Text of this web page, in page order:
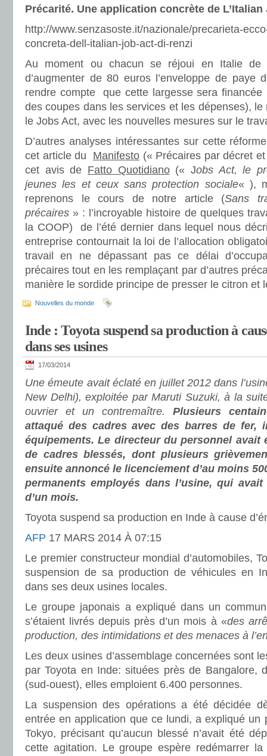
Précarité. Une application concrète de
http://www.senzasoste.it/nazionale/precarieta-
concreta-dell-italian-job-act-di-renzi
Au moment ou chacun se réjoui en Italie de
d’augmenter de 80 euros l’enveloppe de paye
rendre compte que cette largesse sera financée
des coupes dans les services et les dépenses),
le Jobs Act, avec les nouvelles mesures sur le
D’autres analyses intéressantes sur cette
cet article du Manifesto (« Précaires par décret
cet avis de Fatto Quotidiano(« Jobs Act, le
jeunes les et ceux sans protection sociale« ),
reprenons le cours de notre article (Sans
précaires » : l’incroyable histoire de quelques
la COOP) de l’été dernier dans lequel nous
entreprise contournait la loi de l’allocation
travail en ne dépassant pas ce délai
précaires tout en les remplaçant par d’autres
manière le sordide principe de presser le citron et
Nouvelles du monde
Inde : Toyota suspend sa production à
dans ses usines
17/03/2014
Une émeute avait éclaté en juillet 2012 dans
New Delhi), exploitée par Maruti Suzuki, à la
ouvrier et un contremaître. Plusieurs
attaqué des cadres avec des barres de fer,
équipements. Le directeur du personnel avait
de cadres blessés, dont plusieurs
ensuite annoncé le licenciement d’au moins
permanents employés dans l’usine, qui
d’un mois.
Toyota suspend sa production en Inde à cause
AFP 17 MARS 2014 À 07:15
Le premier constructeur mondial d’automobiles,
suspension de sa production de véhicules en
dans ses deux usines locales.
Le groupe japonais a expliqué dans un
s’étaient livrés depuis près d’un mois à «des
production, des intimidations et des menaces à
Les deux usines d’assemblage concernées sont
par Toyota en Inde: situées près de Bangalore,
(sud-ouest), elles emploient 6.400 personnes.
La suspension des opérations a été décidée
entrée en application que ce lundi, a expliqué un
Tokyo, précisant qu’aucun blessé n’avait été
cette agitation. Le groupe espère redémarrer